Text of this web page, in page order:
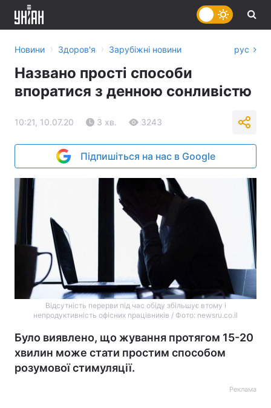
Новини › Здоров'я › Зарубіжні новини рус
Названо прості способи
впоратися з денною сонливістю
10:21, 10.07.20 3 хв. 3243
Підпишіться на нас в Google
Відсутність перерви під час обіду збільшує втому і
непродуктивність офісних працівників / Фото: newsru.co.il
Було виявлено, що жування протягом 15-20
хвилин може стати простим способом
розумової стимуляції.
Реклама